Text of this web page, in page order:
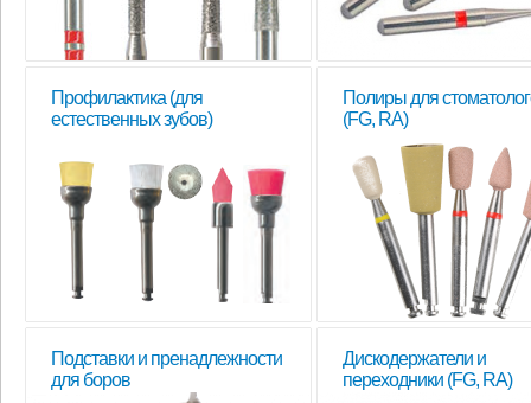
Профилактика (для
естественных зубов)
Полиры для
(FG, RA)
Подставки и пренадлежности
для боров
Дискодержатели и
переходники (FG, RA)